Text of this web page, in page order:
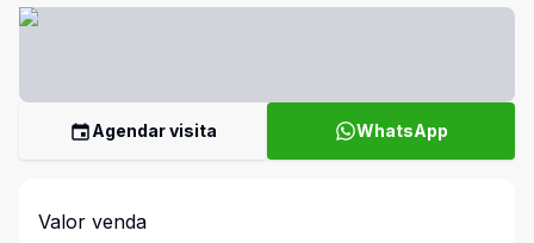
Agendar visita WhatsApp
Valor venda